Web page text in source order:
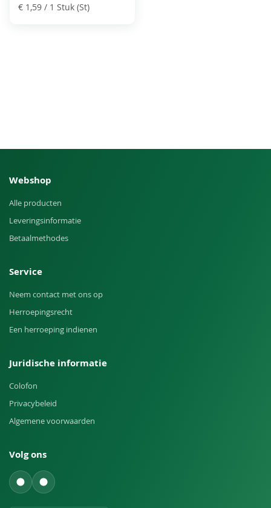
€ 1,59 / 1 Stuk (St)
Webshop
Alle producten
Leveringsinformatie
Betaalmethodes
Service
Neem contact met ons op
Herroepingsrecht
Een herroeping indienen
Juridische informatie
Colofon
Privacybeleid
Algemene voorwaarden
Volg ons